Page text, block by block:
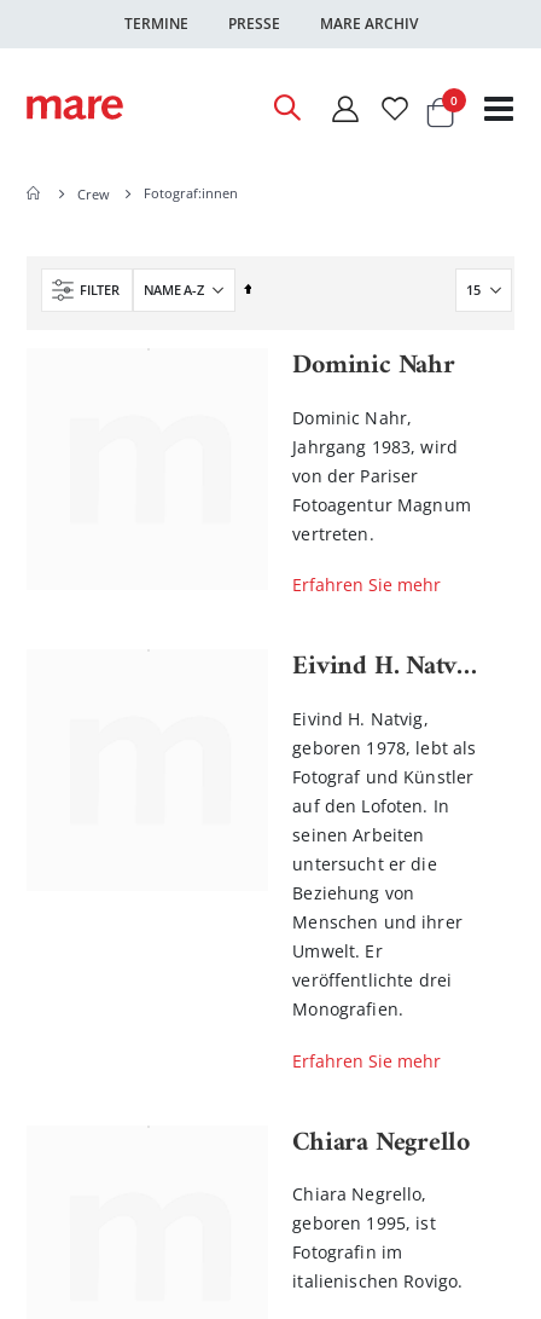
TERMINE PRESSE MARE ARCHIV
Warenkorb
0Artikel
Crew Fotograf:innen
FILTER
In
Dominic Nahr
Dominic Nahr,
Jahrgang 1983, wird
von der Pariser
Fotoagentur Magnum
vertreten.
Erfahren Sie mehr
Eivind H. Natvig Natvig
Eivind H. Natvig,
geboren 1978, lebt als
Fotograf und Künstler
auf den Lofoten. In
seinen Arbeiten
untersucht er die
Beziehung von
Menschen und ihrer
Umwelt. Er
veröffentlichte drei
Monografien.
Erfahren Sie mehr
Chiara Negrello
Chiara Negrello,
geboren 1995, ist
Fotografin im
italienischen Rovigo.